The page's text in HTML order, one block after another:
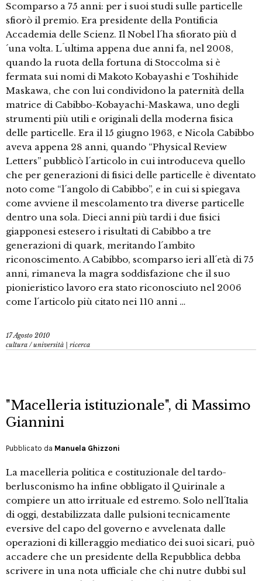
Scomparso a 75 anni: per i suoi studi sulle particelle
sfiorò il premio. Era presidente della Pontificia
Accademia delle Scienz. Il Nobel l´ha sfiorato più d
´una volta. L´ultima appena due anni fa, nel 2008,
quando la ruota della fortuna di Stoccolma si è
fermata sui nomi di Makoto Kobayashi e Toshihide
Maskawa, che con lui condividono la paternità della
matrice di Cabibbo-Kobayachi-Maskawa, uno degli
strumenti più utili e originali della moderna fisica
delle particelle. Era il 15 giugno 1963, e Nicola Cabibbo
aveva appena 28 anni, quando “Physical Review
Letters” pubblicò l´articolo in cui introduceva quello
che per generazioni di fisici delle particelle è diventato
noto come “l´angolo di Cabibbo”, e in cui si spiegava
come avviene il mescolamento tra diverse particelle
dentro una sola. Dieci anni più tardi i due fisici
giapponesi estesero i risultati di Cabibbo a tre
generazioni di quark, meritando l´ambito
riconoscimento. A Cabibbo, scomparso ieri all´età di 75
anni, rimaneva la magra soddisfazione che il suo
pionieristico lavoro era stato riconosciuto nel 2006
come l´articolo più citato nei 110 anni …
17 Agosto 2010
cultura /università | ricerca
"Macelleria istituzionale", di Massimo
Giannini
Pubblicato da Manuela Ghizzoni
La macelleria politica e costituzionale del tardo-
berlusconismo ha infine obbligato il Quirinale a
compiere un atto irrituale ed estremo. Solo nell´Italia
di oggi, destabilizzata dalle pulsioni tecnicamente
eversive del capo del governo e avvelenata dalle
operazioni di killeraggio mediatico dei suoi sicari, può
accadere che un presidente della Repubblica debba
scrivere in una nota ufficiale che chi nutre dubbi sul